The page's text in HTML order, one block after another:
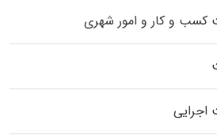
کسب و کار و امور شهری
اجرایی